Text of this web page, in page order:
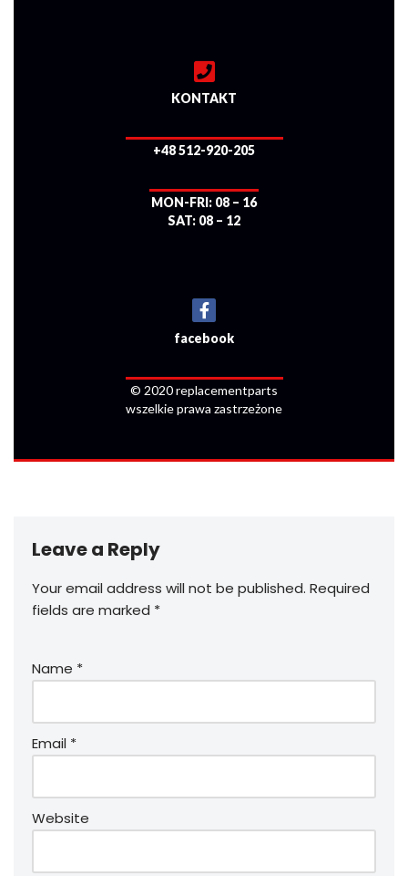
KONTAKT
+48 512-920-205
MON-FRI: 08 – 16
SAT: 08 – 12
facebook
© 2020 replacementparts
wszelkie prawa zastrzeżone
Leave a Reply
Your email address will not be published. Required
fields are marked *
Name *
Email *
Website